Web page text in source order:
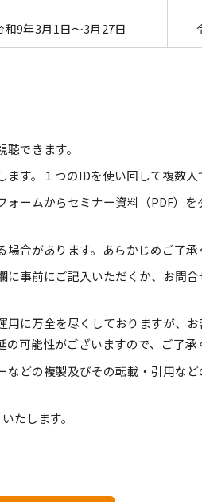
和9年3月1日～3月27日
できます。
す。１つのIDを使い回して複数
ームからセミナー資料（PDF）を
合があります。あらかじめご了承
事前にご記入いただくか、お問
に万全を尽くしておりますが、
可能性がございますので、ご了承
どの複製及びその転載・引用な
たします。